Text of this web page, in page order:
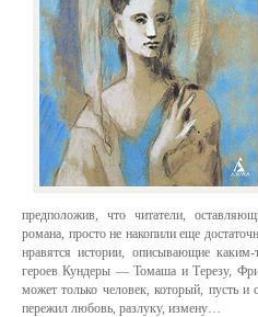
предположив, что читатели,
романа, просто не накопили еще
нравятся истории, описывающие
героев Кундеры — Томаша и Терезу,
может только человек, который, пусть и
пережил любовь, разлуку, измену…